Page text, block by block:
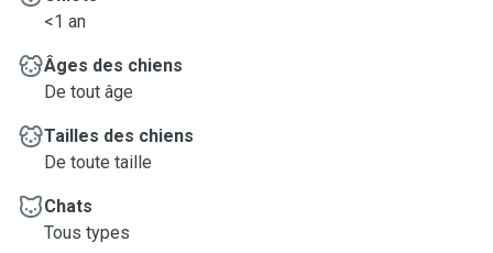
<1 an
Âges des chiens
De tout âge
Tailles des chiens
De toute taille
Chats
Tous types